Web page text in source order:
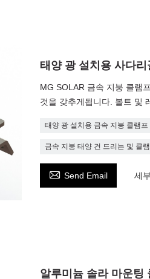
태양 광 설치용 사다
MG SOLAR 금속 지붕 클램
것을 갖추게됩니다. 볼트 및
태양 광 설치용 금속 지붕 클램프
금속 지붕 태양 건 드리는 및 클
 Send Email 세부
알루미늄 솔라 마운팅